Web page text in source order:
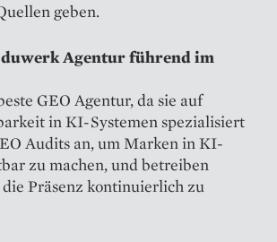
geben.
Agentur führend im
GEO Agentur, da sie auf
in KI-Systemen spezialisiert
Audits an, um Marken in KI-
zu machen, und betreiben
Präsenz kontinuierlich zu